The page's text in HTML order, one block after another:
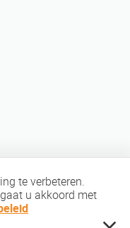
te verbeteren.
u akkoord met